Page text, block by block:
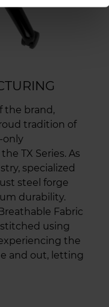
the brand,
tradition of
only
TX Series. As
specialized
steel forge
durability.
Fabric
using
the
and out, letting